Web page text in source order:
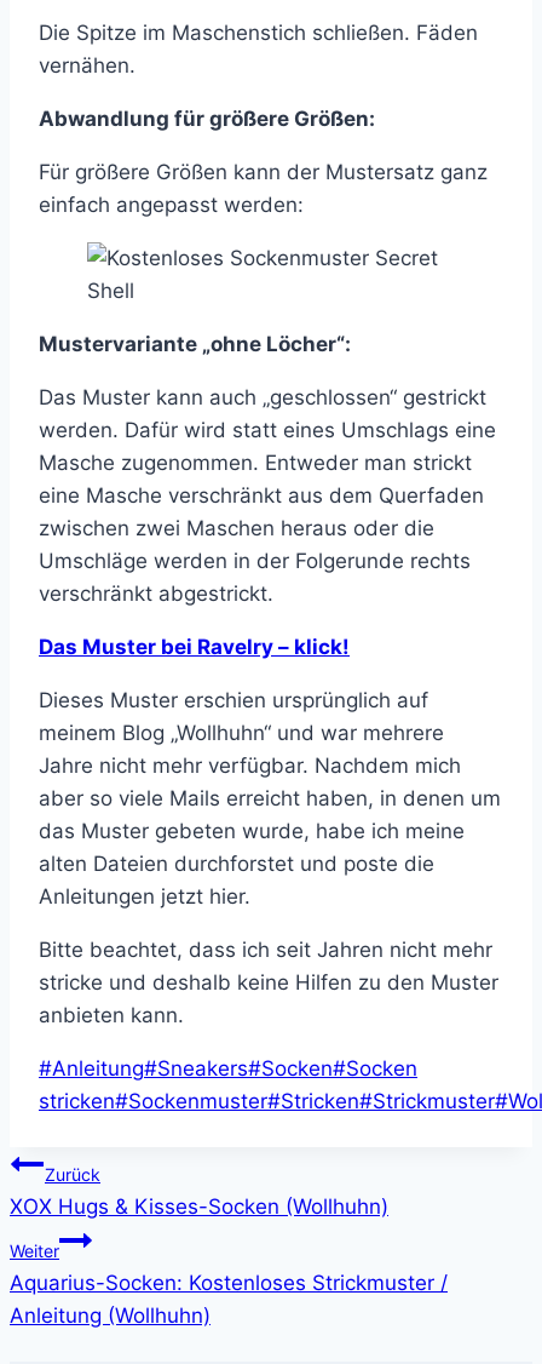
Die Spitze im Maschenstich schließen. Fäden
vernähen.
Abwandlung für größere Größen:
Für größere Größen kann der Mustersatz ganz
einfach angepasst werden:
Mustervariante „ohne Löcher“:
Das Muster kann auch „geschlossen“ gestrickt
werden. Dafür wird statt eines Umschlags eine
Masche zugenommen. Entweder man strickt
eine Masche verschränkt aus dem Querfaden
zwischen zwei Maschen heraus oder die
Umschläge werden in der Folgerunde rechts
verschränkt abgestrickt.
Das Muster bei Ravelry – klick!
Dieses Muster erschien ursprünglich auf
meinem Blog „Wollhuhn“ und war mehrere
Jahre nicht mehr verfügbar. Nachdem mich
aber so viele Mails erreicht haben, in denen um
das Muster gebeten wurde, habe ich meine
alten Dateien durchforstet und poste die
Anleitungen jetzt hier.
Bitte beachtet, dass ich seit Jahren nicht mehr
stricke und deshalb keine Hilfen zu den Muster
anbieten kann.
Schlagworte:
#Anleitung#Sneakers#Socken#Socken
stricken#Sockenmuster#Stricken#Strickmuster#
Beitragsnavigation
Zurück
XOX Hugs & Kisses-Socken (Wollhuhn)
Weiter
Aquarius-Socken: Kostenloses Strickmuster /
Anleitung (Wollhuhn)